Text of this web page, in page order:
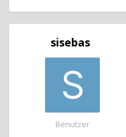
sisebas
Benutzer